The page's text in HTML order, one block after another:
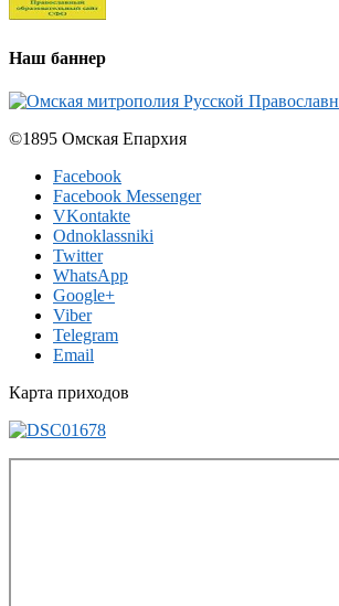
Наш баннер
©1895 Омская Епархия
Facebook
Facebook Messenger
VKontakte
Odnoklassniki
Twitter
WhatsApp
Google+
Viber
Telegram
Email
Карта приходов